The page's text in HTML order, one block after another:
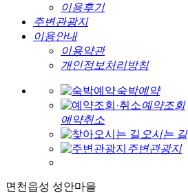
이용후기
주변관광지
이용안내
이용약관
개인정보처리방침
숙박예약
예약조회
예약취소
오시는 길
주변관광지
면천읍성 성안마을